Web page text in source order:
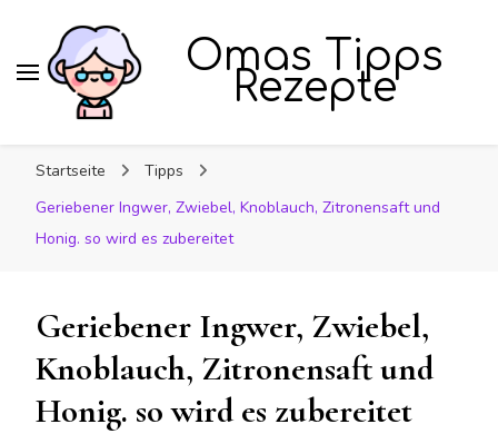
Omas Tipps
Rezepte
Startseite
Tipps
Geriebener Ingwer, Zwiebel, Knoblauch, Zitronensaft und
Honig. so wird es zubereitet
Geriebener Ingwer, Zwiebel,
Knoblauch, Zitronensaft und
Honig. so wird es zubereitet